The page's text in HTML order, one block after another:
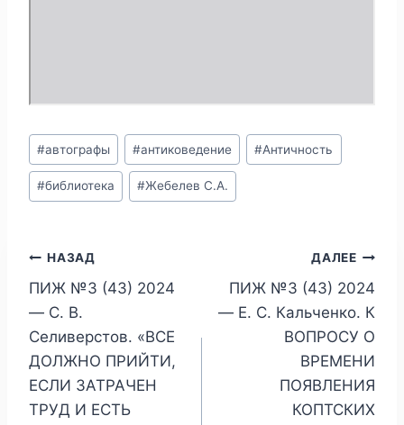
Метки
записи:
#автографы #антиковедение #Античность
#библиотека #Жебелев С.А.
Навигация
по
записям
НАЗАД
ПИЖ №3 (43) 2024
— С. В.
Селиверстов. «ВСЕ
ДОЛЖНО ПРИЙТИ,
ЕСЛИ ЗАТРАЧЕН
ТРУД И ЕСТЬ
ДАЛЕЕ
ПИЖ №3 (43) 2024
— Е. С. Кальченко. К
ВОПРОСУ О
ВРЕМЕНИ
ПОЯВЛЕНИЯ
КОПТСКИХ